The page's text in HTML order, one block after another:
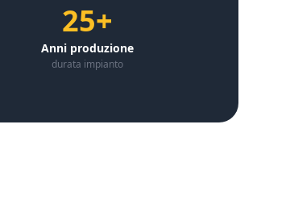
25+
Anni produzione
durata impianto